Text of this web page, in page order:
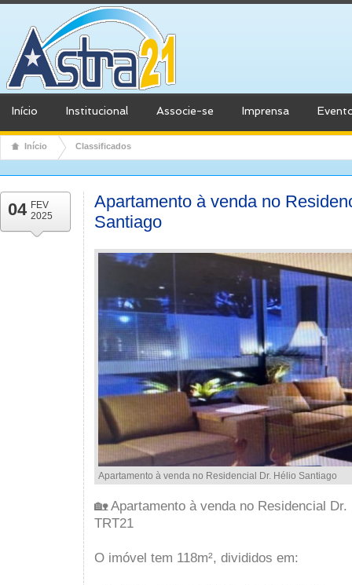
Início Institucional Associe-se Imprensa
Início Classificados
04 FEV
2025
Apartamento à venda no
Santiago
Apartamento à venda no Residencial Dr. Hélio Santiago
🏡 Apartamento à venda no Residencial
TRT21
O imóvel tem 118m², divididos em: